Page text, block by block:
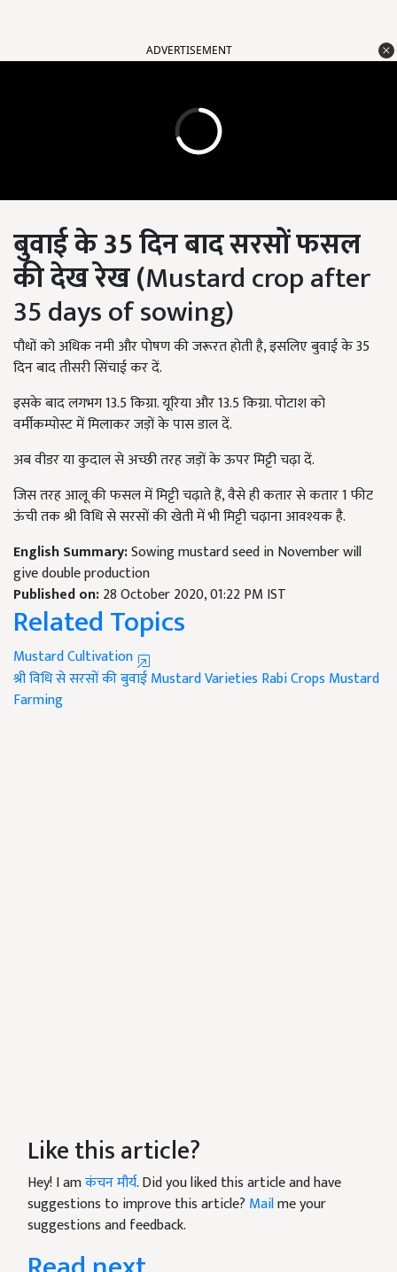
ADVERTISEMENT
बुवाई के 35 दिन बाद सरसों फसल
की देख रेख (Mustard crop after
35 days of sowing)
पौधों को अधिक नमी और पोषण की जरूरत होती है, इसलिए बुवाई के 35
दिन बाद तीसरी सिंचाई कर दें.
इसके बाद लगभग 13.5 किग्रा. यूरिया और 13.5 किग्रा. पोटाश को
वर्मीकम्पोस्ट में मिलाकर जड़ों के पास डाल दें.
अब वीडर या कुदाल से अच्छी तरह जड़ों के ऊपर मिट्टी चढ़ा दें.
जिस तरह आलू की फसल में मिट्टी चढ़ाते हैं, वैसे ही कतार से कतार 1 फीट
ऊंची तक श्री विधि से सरसों की खेती में भी मिट्टी चढ़ाना आवश्यक है.
English Summary:Sowing mustard seed in November will
give double production
Published on:28 October 2020, 01:22 PM IST
Related Topics
Mustard Cultivation
श्री विधि से सरसों की बुवाईMustard Varieties Rabi Crops Mustard
Farming
Like this article?
Hey! I amकंचन मौर्य. Did you liked this article and have
suggestions to improve this article? Mailme your
suggestions and feedback.